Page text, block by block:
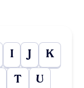
I J K
T U